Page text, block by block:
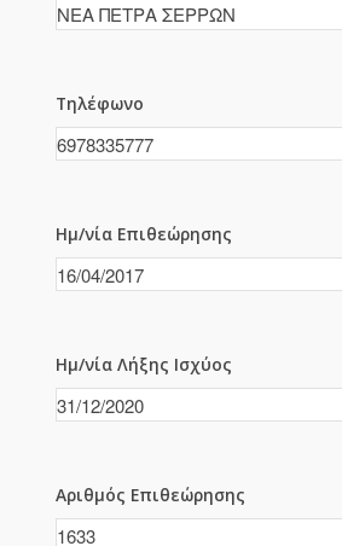
Τηλέφωνο
Ημ/νία Επιθεώρησης
Ημ/νία Λήξης Ισχύος
Αριθμός Επιθεώρησης